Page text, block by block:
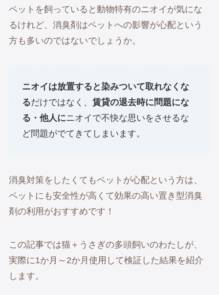
ペットを飼っていると動物特有のニオイが気にな
るけれど、消臭剤はペットへの影響が心配という
方も多いのではないでしょうか。
ニオイは放置すると染みついて取れなくな
るだけではなく、 賃貸の退去時に問題にな
る・他人にニオイで不快な思いをさせるな
ど問題がでてきてしまいます。
消臭対策をしたくてもペットが心配という方は、
ペットにも安全性が高くて効果の高い置き型消臭
剤の利用がおすすめです！
この記事では猫＋うさぎの多頭飼いのわたしが、
実際に1か月～2か月使用して検証した結果を紹介
します。